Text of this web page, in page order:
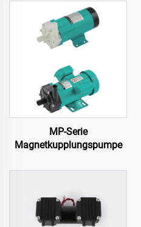
MP-Serie
Magnetkupplungspumpe